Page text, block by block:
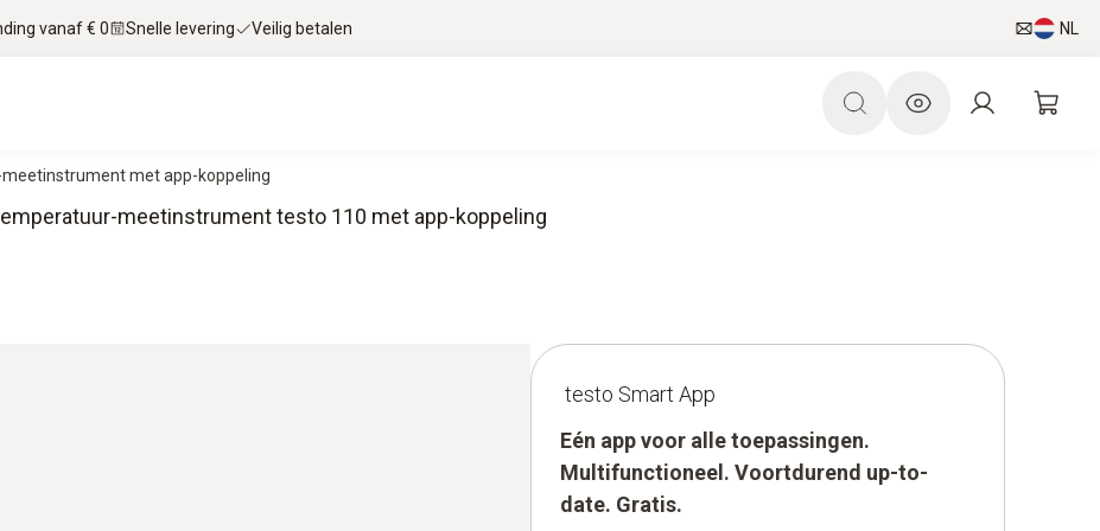
vanaf € 0 Snelle levering Veilig betalen NL
met app-koppeling
meetinstrument testo 110 met app-koppeling
testo Smart App
Eén app voor alle toepassingen.
Multifunctioneel. Voortdurend up-to-
date. Gratis.